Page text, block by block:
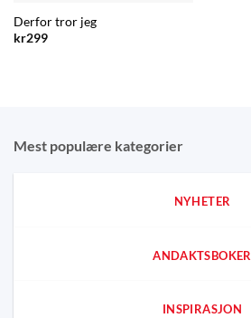
Derfor tror jeg
kr299
Mest populære kategorier
NYHETER
ANDAKTSBOKER
INSPIRASJON